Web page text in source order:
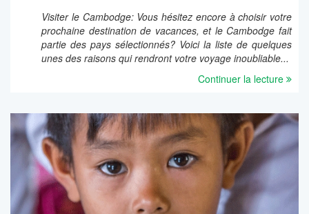
Visiter le Cambodge: Vous hésitez encore à choisir votre
prochaine destination de vacances, et le Cambodge fait
partie des pays sélectionnés? Voici la liste de quelques
unes des raisons qui rendront votre voyage inoubliable...
Continuer la lecture